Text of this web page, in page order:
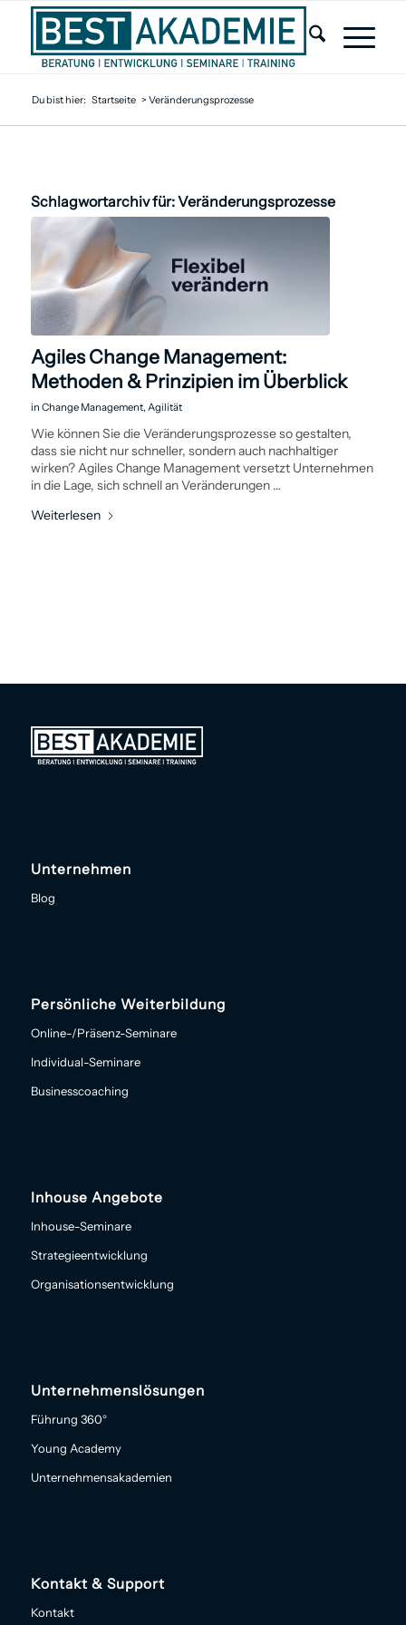
Du bist hier: Startseite > Veränderungsprozesse
Schlagwortarchiv für:Veränderungsprozesse
Agiles Change Management:
Methoden & Prinzipien im Überblick
in Change Management, Agilität
Wie können Sie die Veränderungs­prozesse so gestalten,
dass sie nicht nur schneller, sondern auch nachhaltiger
wirken? Agiles Change Management versetzt Unternehmen
in die Lage, sich schnell an Veränderungen …
Weiterlesen
Unternehmen
Blog
Persönliche Weiterbildung
Online-/Präsenz-Seminare
Individual-Seminare
Businesscoaching
Inhouse Angebote
Inhouse-Seminare
Strategieentwicklung
Organisationsentwicklung
Unternehmenslösungen
Führung 360°
Young Academy
Unternehmensakademien
Kontakt & Support
Kontakt